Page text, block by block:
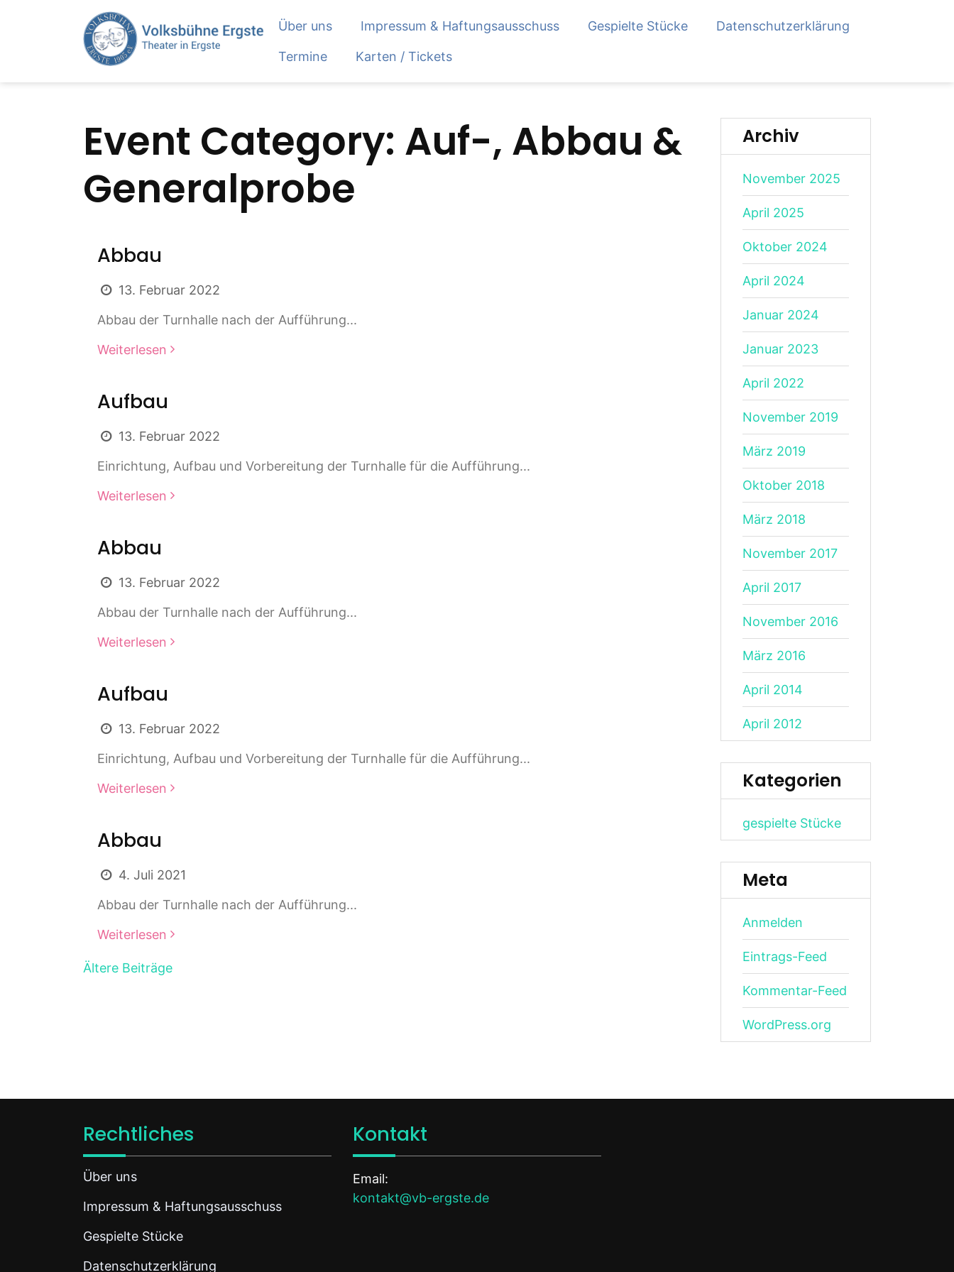
Über uns Impressum & Haftungsausschuss Gespielte Stücke Datenschutzerklärung
Termine Karten / Tickets
Event Category: Auf-, Abbau &
Generalprobe
Abbau
13. Februar 2022
Abbau der Turnhalle nach der Aufführung...
Weiterlesen
Aufbau
13. Februar 2022
Einrichtung, Aufbau und Vorbereitung der Turnhalle für die Aufführung...
Weiterlesen
Abbau
13. Februar 2022
Abbau der Turnhalle nach der Aufführung...
Weiterlesen
Aufbau
13. Februar 2022
Einrichtung, Aufbau und Vorbereitung der Turnhalle für die Aufführung...
Weiterlesen
Abbau
4. Juli 2021
Abbau der Turnhalle nach der Aufführung...
Weiterlesen
Beitragsnavigation
Ältere Beiträge
Archiv
November 2025
April 2025
Oktober 2024
April 2024
Januar 2024
Januar 2023
April 2022
November 2019
März 2019
Oktober 2018
März 2018
November 2017
April 2017
November 2016
März 2016
April 2014
April 2012
Kategorien
gespielte Stücke
Meta
Anmelden
Eintrags-Feed
Kommentar-Feed
WordPress.org
Rechtliches
Über uns
Impressum & Haftungsausschuss
Gespielte Stücke
Datenschutzerklärung
Kontakt
Email:
kontakt@vb-ergste.de